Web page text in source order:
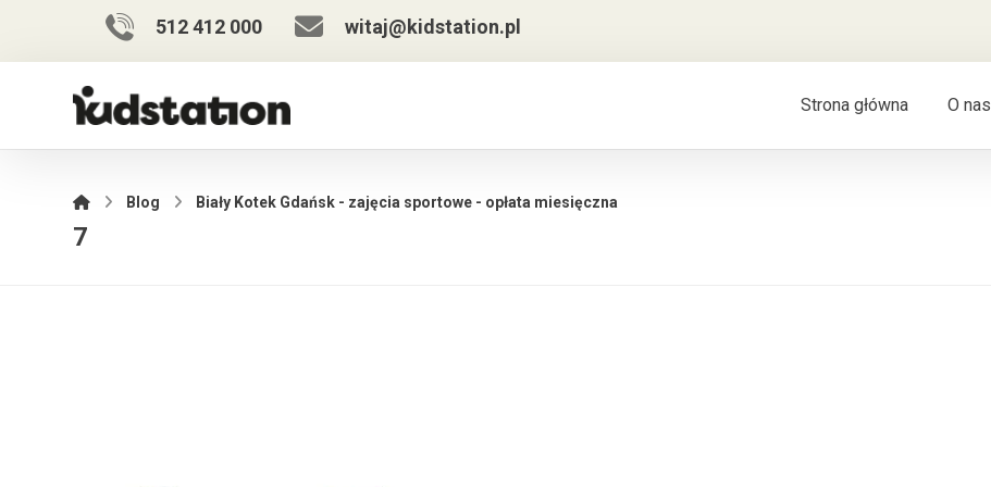
512 412 000 witaj@kidstation.pl
Strona główna O nas
Blog Biały Kotek Gdańsk - zajęcia sportowe - opłata miesięczna
7